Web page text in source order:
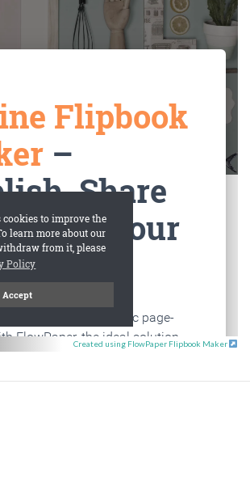
Created using FlowPaper Flipbook Maker